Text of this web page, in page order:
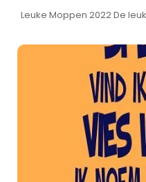
Leuke Moppen 2022 De